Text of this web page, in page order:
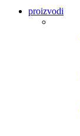
proizvodi